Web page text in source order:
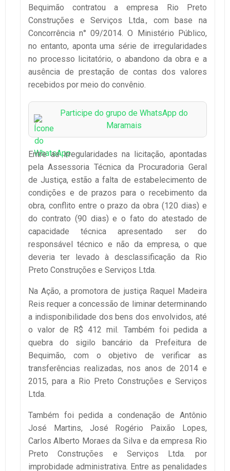
Bequimão contratou a empresa Rio Preto
Construções e Serviços Ltda., com base na
Concorrência n° 09/2014. O Ministério Público,
no entanto, aponta uma série de irregularidades
no processo licitatório, o abandono da obra e a
ausência de prestação de contas dos valores
recebidos por meio do convênio.
Participe do grupo de WhatsApp do
Maramais
Entre as irregularidades na licitação, apontadas
pela Assessoria Técnica da Procuradoria Geral
de Justiça, estão a falta de estabelecimento de
condições e de prazos para o recebimento da
obra, conflito entre o prazo da obra (120 dias) e
do contrato (90 dias) e o fato do atestado de
capacidade técnica apresentado ser do
responsável técnico e não da empresa, o que
deveria ter levado à desclassificação da Rio
Preto Construções e Serviços Ltda.
Na Ação, a promotora de justiça Raquel Madeira
Reis requer a concessão de liminar determinando
a indisponibilidade dos bens dos envolvidos, até
o valor de R$ 412 mil. Também foi pedida a
quebra do sigilo bancário da Prefeitura de
Bequimão, com o objetivo de verificar as
transferências realizadas, nos anos de 2014 e
2015, para a Rio Preto Construções e Serviços
Ltda.
Também foi pedida a condenação de Antônio
José Martins, José Rogério Paixão Lopes,
Carlos Alberto Moraes da Silva e da empresa Rio
Preto Construções e Serviços Ltda. por
improbidade administrativa. Entre as penalidades